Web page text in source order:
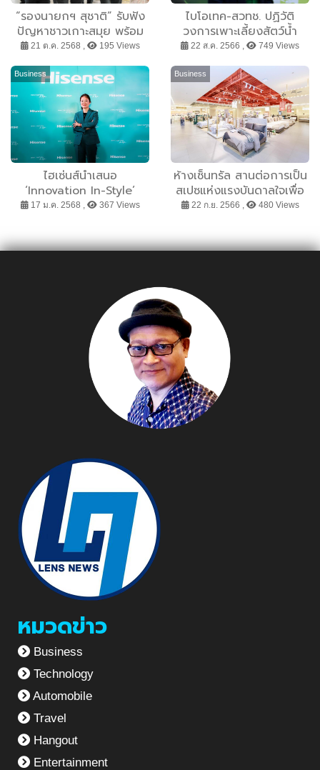
“รองนายกฯ สุชาติ” รับฟัง
ปัญหาชาวเกาะสมุย พร้อม
แจงผลการตรวจสอบข้อร้อง
ครองพื้นที่ป่าเกาะพะงัน
21 ต.ค. 2568 , 195 Views
ไบโอเทค-สวทช. ปฏิวัติ
วงการเพาะเลี้ยงสัตว์น้ำ
อย่างยั่งยืนด้วย “อควาเจด”
เซลล์เดียวต้านโรคไวรัสเพื่อ
การเพาะเลี้ยงสัตว์น้ำ
22 ส.ค. 2566 , 749 Views
Business
ไฮเซ่นส์นำเสนอ
‘Innovation In-Style’
ผสานนวัตกรรมและดีไซน์
17 ม.ค. 2568 , 367 Views
Business
ห้างเซ็นทรัล สานต่อการเป็น
สเปซแห่งแรงบันดาลใจเพื่อ
คนรักบ้าน ชวนครีเอตบาลาน
เล่น - ห้องน้ำ” ในฝัน! ใน
22 ก.ย. 2566 , 480 Views
หมวดข่าว
Business
Technology
Automobile
Travel
Hangout
Entertainment